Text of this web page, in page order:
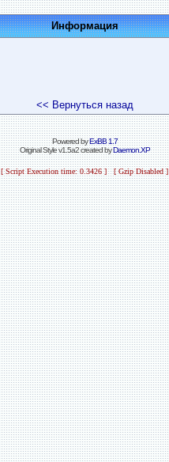
Информация
<< Вернуться назад
Powered byExBB 1.7
Original Style v1.5a2 created byDaemon.XP
[ Script Execution time: 0.3426 ] [ Gzip Disabled ]